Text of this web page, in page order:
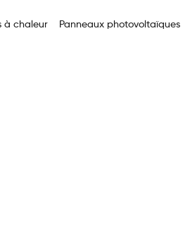
à chaleur Panneaux photovoltaïques